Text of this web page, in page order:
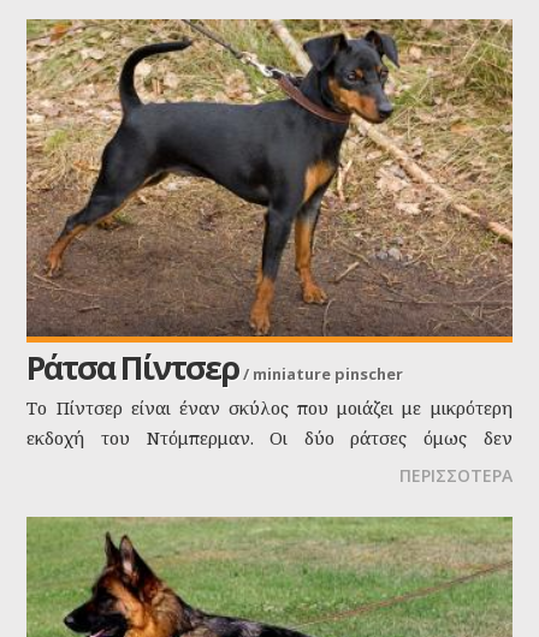
Ράτσα Πίντσερ /miniature pinscher
Το Πίντσερ είναι έναν σκύλος που μοιάζει με μικρότερη
εκδοχή του Ντόμπερμαν. Οι δύο ράτσες όμως δεν
συνδέονται μεταξύ τους και το Μίνι Πίντσερ προϋπήρχε
τετραγωνισμένες αναλογίες. Έχουν στενό κεφάλι και η
μουσούδα τους προεξέχει. Τα αυτιά είναι ψηλά και στητά
και συνήθως κόβονται.
ΠΕΡΙΣΣΟΤΕΡΑ